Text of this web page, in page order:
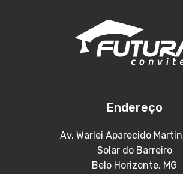
Endereço
Av. Warlei Aparecido
Solar do Barreiro
Belo Horizonte, MG